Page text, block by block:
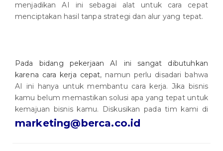
menjadikan AI ini sebagai alat untuk cara cepat
menciptakan hasil tanpa strategi dan alur yang tepat.
Pada bidang pekerjaan AI ini sangat dibutuhkan
karena cara kerja cepat, namun perlu disadari bahwa
AI ini hanya untuk membantu cara kerja. Jika bisnis
kamu belum memastikan solusi apa yang tepat untuk
kemajuan bisnis kamu. Diskusikan pada tim kami di
marketing@berca.co.id